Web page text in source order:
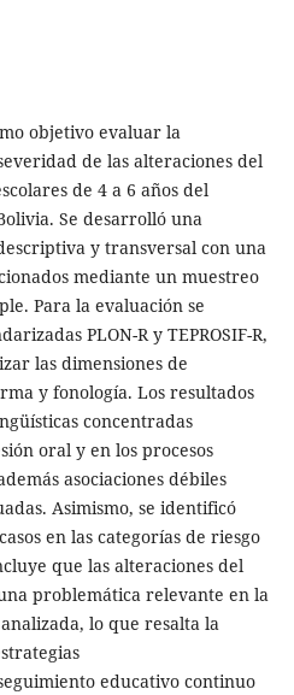
objetivo evaluar la
de las alteraciones del
de 4 a 6 años del
Se desarrolló una
y transversal con una
mediante un muestreo
Para la evaluación se
PLON-R y TEPROSIF-R,
las dimensiones de
y fonología. Los resultados
concentradas
oral y en los procesos
asociaciones débiles
Asimismo, se identificó
en las categorías de riesgo
que las alteraciones del
problemática relevante en la
lo que resalta la
educativo continuo